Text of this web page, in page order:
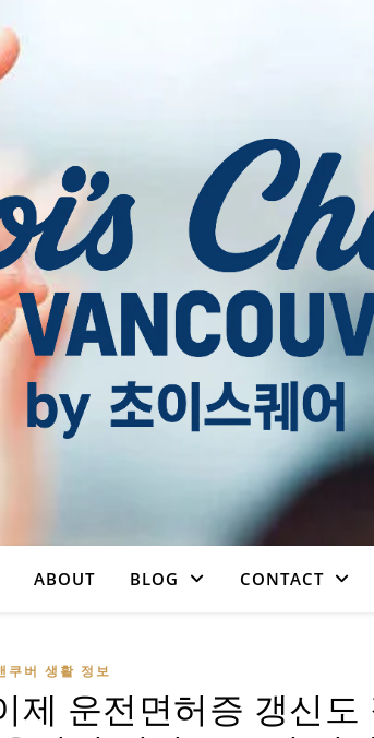
ABOUT BLOG CONTACT
쿠버 생활 정보
제 운전면허증 갱신도